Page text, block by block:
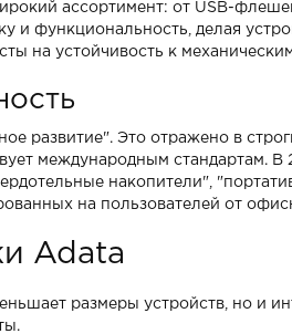
ассортимент: от USB-
и функциональность, делая
на устойчивость к
развитие". Это отражено в
международным стандартам.
накопители",
на пользователей от
Adata
размеры устройств, но и